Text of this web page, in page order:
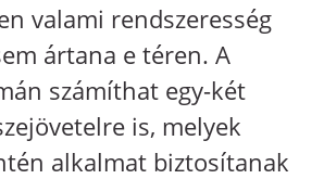
valami rendszeresség
ártana e téren. A
számíthat egy-két
is, melyek
alkalmat biztosítanak